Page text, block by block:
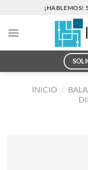
contenido
¡HABLEMOS!
INICIO /